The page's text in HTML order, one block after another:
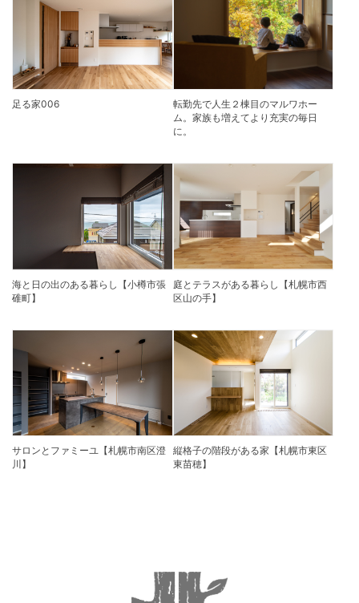
足る家006
転勤先で人生２棟目のマルワホー
ム。家族も増えてより充実の毎日
に。
海と日の出のある暮らし【小樽市張
碓町】
庭とテラスがある暮らし【札幌市西
区山の手】
サロンとファミーユ【札幌市南区澄
川】
縦格子の階段がある家【札幌市東区
東苗穂】